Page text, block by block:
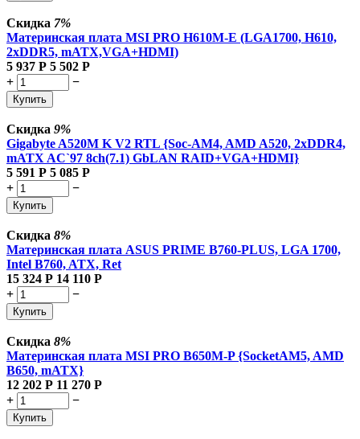
Скидка 7%
Материнская плата MSI PRO H610M-E (LGA1700, H610,
2xDDR5, mATX,VGA+HDMI)
5 937 Р 5 502 Р
+
−
Купить
Скидка 9%
Gigabyte A520M K V2 RTL {Soc-AM4, AMD A520, 2xDDR4,
mATX AC`97 8ch(7.1) GbLAN RAID+VGA+HDMI}
5 591 Р 5 085 Р
+
−
Купить
Скидка 8%
Материнская плата ASUS PRIME B760-PLUS, LGA 1700,
Intel B760, ATX, Ret
15 324 Р 14 110 Р
+
−
Купить
Скидка 8%
Материнская плата MSI PRO B650M-P {SocketAM5, AMD
B650, mATX}
12 202 Р 11 270 Р
+
−
Купить